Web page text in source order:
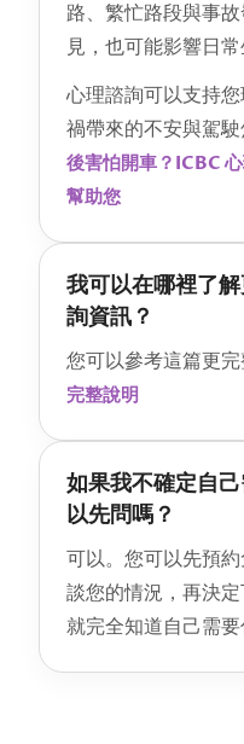
路、繁忙路段與事
見，也可能影響日常
心理諮詢可以支持
禍帶來的不安與駕
後害怕開車？ICBC
幫助您
我可以在哪裡了
詢資訊？
您可以參考這篇更完
完整說明
如果我不確定自
以先問嗎？
可以。您可以先預
談您的情況，再決
就完全知道自己需要